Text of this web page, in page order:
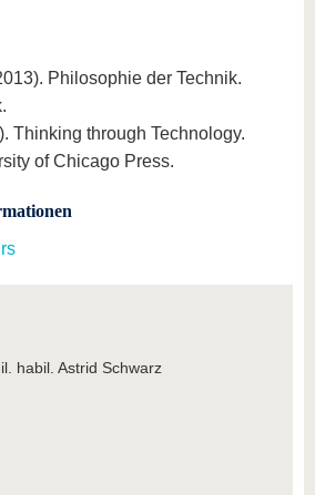
Philosophie der Technik.
Thinking through Technology.
of Chicago Press.
habil. Astrid Schwarz